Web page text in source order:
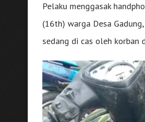
Pelaku menggasak
(16th) warga Desa
sedang di cas oleh korban